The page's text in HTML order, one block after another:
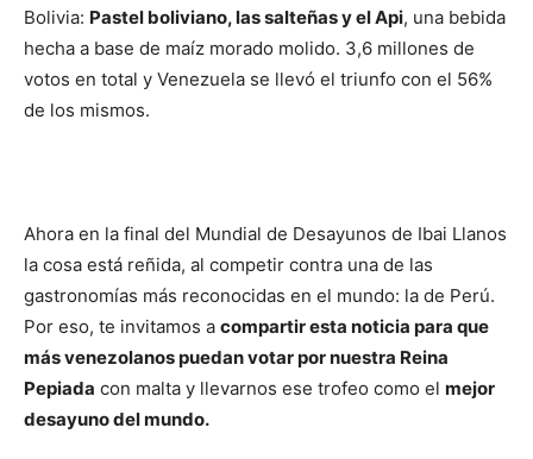
Bolivia: Pastel boliviano, las salteñas y el Api, una bebida
hecha a base de maíz morado molido. 3,6 millones de
votos en total y Venezuela se llevó el triunfo con el 56%
de los mismos.
Ahora en la final del Mundial de Desayunos de Ibai Llanos
la cosa está reñida, al competir contra una de las
gastronomías más reconocidas en el mundo: la de Perú.
Por eso, te invitamos a compartir esta noticia para que
más venezolanos puedan votar por nuestra Reina
Pepiada con malta y llevarnos ese trofeo como el mejor
desayuno del mundo.